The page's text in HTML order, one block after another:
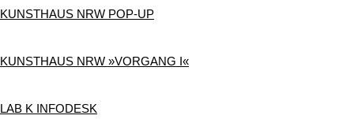
KUNSTHAUS NRW POP-UP
KUNSTHAUS NRW »VORGANG I«
LAB K INFODESK